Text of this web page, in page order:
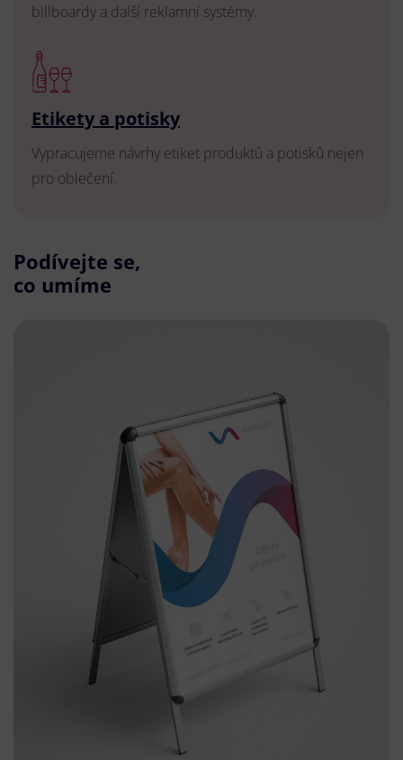
billboardy a další reklamní systémy.
Etikety a potisky
Vypracujeme návrhy etiket produktů a potisků nejen
pro oblečení.
Podívejte se,
co umíme